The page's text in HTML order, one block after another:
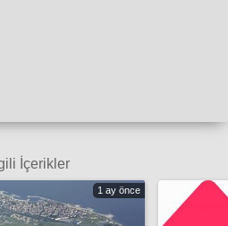
İçerikler
1 ay önce